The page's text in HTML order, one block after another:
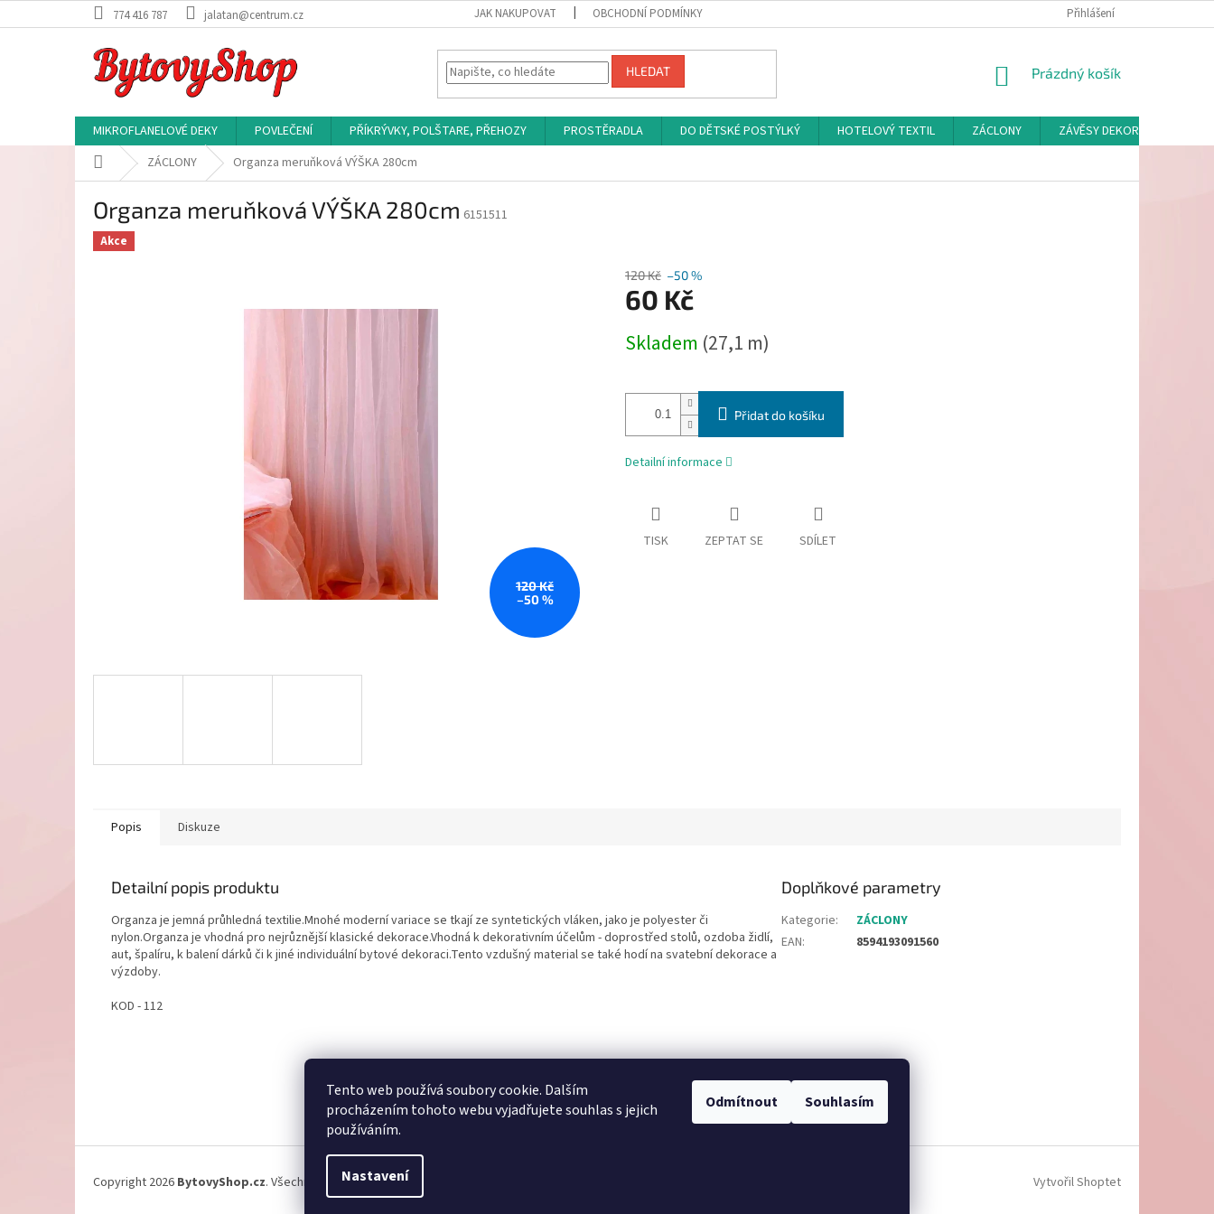
Tento web používá soubory cookie. Dalším
procházením tohoto webu vyjadřujete souhlas s jejich
používáním.
Nastavení
Odmítnout Souhlasím
na
774 416 787 jalatan@centrum.cz JAK NAKUPOVAT OBCHODNÍ PODMÍNKY Přihlášení
HLEDAT
NÁKUPNÍ
Prázdný košík
MIKROFLANELOVÉ DEKY POVLEČENÍ PŘÍKRÝVKY, POLŠTARE, PŘEHOZY PROSTĚRADLA DO DĚTSKÉ POSTÝLKÝ HOTELOVÝ TEXTIL ZÁCLONY
ZÁVĚSY DEKORAČNÍ A
Domů ZÁCLONY Organza meruňková VÝŠKA 280cm
Organza meruňková VÝŠKA 280cm 6151511
Akce
120 Kč
–50 %
120 Kč –50 %
60 Kč
cena:
Skladem (27,1 m)
Přidat do košíku
Detailní informace
TISK ZEPTAT SE SDÍLET
Popis Diskuze
Detailní popis produktu
Organza je jemná průhledná textilie.Mnohé moderní variace se tkají ze syntetických vláken, jako je polyester či
nylon.Organza je vhodná pro nejrůznější klasické dekorace.Vhodná k dekorativním účelům - doprostřed stolů, ozdoba židlí,
aut, špalíru, k balení dárků či k jiné individuální bytové dekoraci.Tento vzdušný material se také hodí na svatební dekorace a
výzdoby.
KOD - 112
Doplňkové parametry
Kategorie:
ZÁCLONY
EAN: 8594193091560
Heureka recenze
Vytvořil Shoptet
Copyright 2026 BytovyShop.cz. Všechna práva vyhrazena.